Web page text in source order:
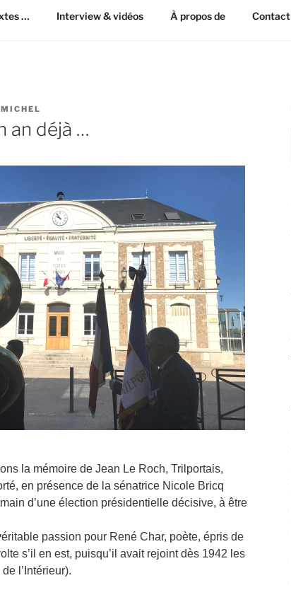
… Interview & vidéos À propos de Contact
an déjà …
la mémoire de Jean Le Roch, Trilportais,
en présence de la sénatrice Nicole Bricq
d’une élection présidentielle décisive, à être
passion pour René Char, poète, épris de
s’il en est, puisqu’il avait rejoint dès 1942 les
l’Intérieur).